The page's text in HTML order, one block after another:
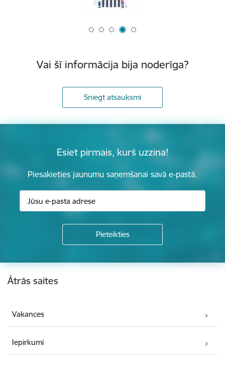
Vai šī informācija bija noderīga?
Sniegt atsauksmi
Esiet pirmais, kurš uzzina!
Piesakieties jaunumu saņemšanai savā e-pastā.
Kājene
Ātrās saites
Vakances
Iepirkumi